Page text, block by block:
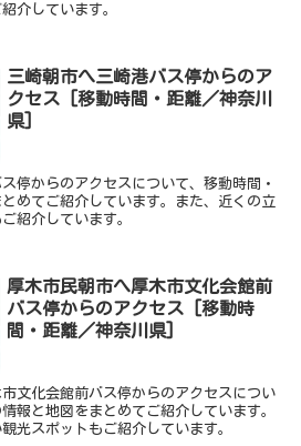
介しています。
三崎朝市へ三崎港バス停からのア
クセス [移動時間・距離／神奈川
県]
停からのアクセスについて、移動時間・
めてご紹介しています。また、近くの立
紹介しています。
厚木市民朝市へ厚木市文化会館前
バス停からのアクセス [移動時
間・距離／神奈川県]
文化会館前バス停からのアクセスについ
報と地図をまとめてご紹介しています。
光スポットもご紹介しています。